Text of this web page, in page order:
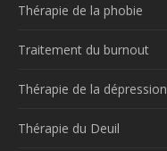
Thérapie de la phobie
Traitement du burnout
Thérapie de la dépression
Thérapie du Deuil